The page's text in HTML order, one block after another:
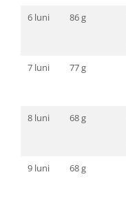
6 luni
86 g
7 luni
77 g
8 luni
68 g
9 luni
68 g